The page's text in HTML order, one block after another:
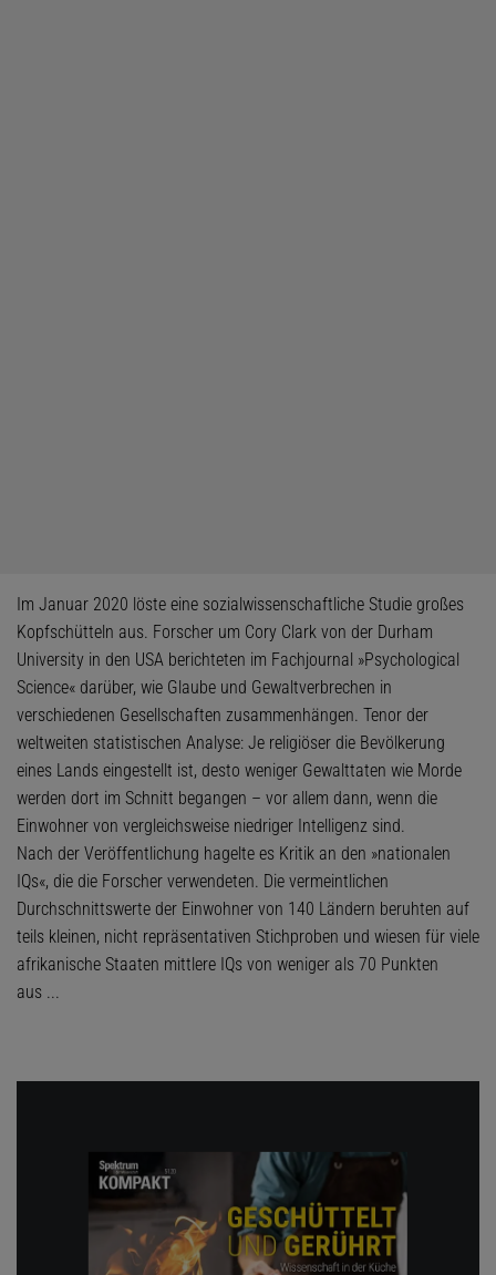
Im Januar 2020 löste eine sozialwissenschaftliche Studie großes
Kopfschütteln aus. Forscher um Cory Clark von der Durham
University in den USA berichteten im Fachjournal »Psychologi­cal
Science« darüber, wie Glaube und Gewaltverbrechen in
verschiedenen Gesellschaften zusammenhängen. Tenor der
weltweiten statistischen Analyse: Je religiöser die Bevölkerung
eines Lands eingestellt ist, desto weniger Gewalttaten wie Morde
werden dort im Schnitt begangen – vor allem dann, wenn die
Einwohner von vergleichsweise niedriger Intelligenz sind.
Nach der Veröffentlichung hagelte es Kritik an den »nationalen
IQs«, die die Forscher verwendeten. Die vermeintlichen
Durchschnittswerte der Einwohner von 140 Ländern beruhten auf
teils kleinen, nicht repräsentativen Stichproben und wiesen für viele
afrikanische Staaten mittlere IQs von weniger als 70 Punkten
aus ...